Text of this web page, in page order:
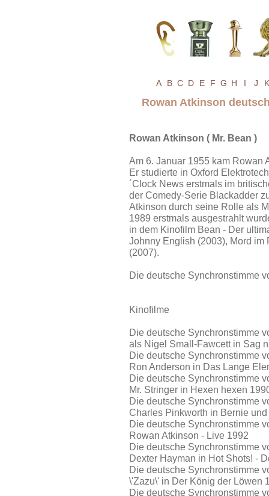
A B C D E F G H I J K
Rowan Atkinson
Rowan Atkinson ( Mr. Bean )
Am 6. Januar 1955 kam Rowan
Er studierte in Oxford
´Clock News erstmals im
der Comedy-Serie Blackadder
Atkinson durch seine Rolle als
1989 erstmals ausgestrahlt
in dem Kinofilm Bean - Der
Johnny English (2003), Mord im
(2007).
Die deutsche Synchronstimme
Kinofilme
Die deutsche Synchronstimme
als Nigel Small-Fawcett in Sag
Die deutsche Synchronstimme
Ron Anderson in Das Lange
Die deutsche Synchronstimme
Mr. Stringer in Hexen hexen
Die deutsche Synchronstimme
Charles Pinkworth in Bernie
Die deutsche Synchronstimme
Rowan Atkinson - Live 1992
Die deutsche Synchronstimme
Dexter Hayman in Hot Shots! -
Die deutsche Synchronstimme
\'Zazu\' in Der König der Löwen
Die deutsche Synchronstimme